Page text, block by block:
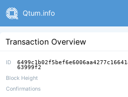
Qtum.info
Transaction Overview
ID
63999f2
Block Height
Confirmations